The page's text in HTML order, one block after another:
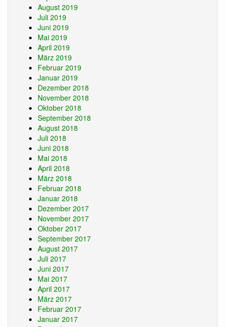
August 2019
Juli 2019
Juni 2019
Mai 2019
April 2019
März 2019
Februar 2019
Januar 2019
Dezember 2018
November 2018
Oktober 2018
September 2018
August 2018
Juli 2018
Juni 2018
Mai 2018
April 2018
März 2018
Februar 2018
Januar 2018
Dezember 2017
November 2017
Oktober 2017
September 2017
August 2017
Juli 2017
Juni 2017
Mai 2017
April 2017
März 2017
Februar 2017
Januar 2017